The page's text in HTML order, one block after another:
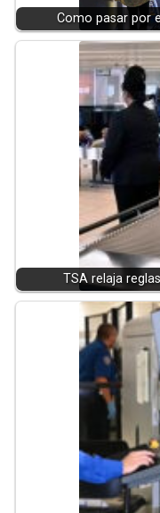
Como pasar por
TSA relaja